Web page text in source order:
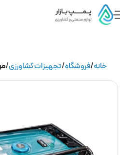
خانه فروشگاه تجهیزات کشاورزی